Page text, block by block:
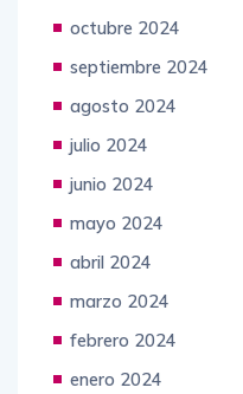
octubre 2024
septiembre 2024
agosto 2024
julio 2024
junio 2024
mayo 2024
abril 2024
marzo 2024
febrero 2024
enero 2024